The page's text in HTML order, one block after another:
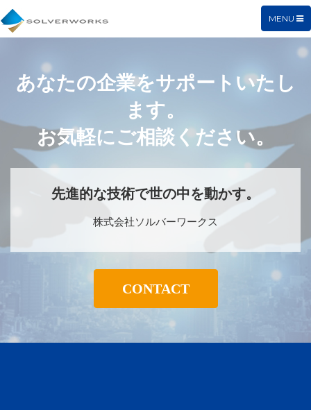
TOGGLE
MENU
あなたの企業をサポートいたし
ます。
お気軽にご相談ください。
先進的な技術で世の中を動かす。
株式会社ソルバーワークス
CONTACT